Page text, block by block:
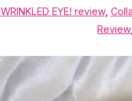
WRINKLED EYE! review,
Review,